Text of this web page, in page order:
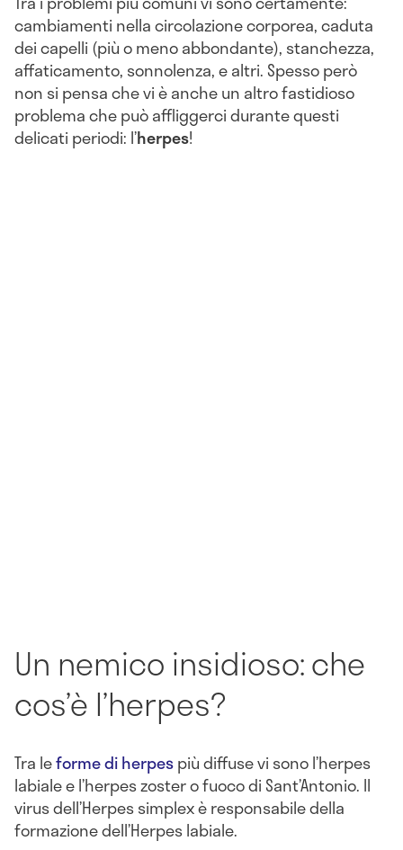
cambiamenti nella circolazione corporea, caduta
dei capelli (più o meno abbondante), stanchezza,
affaticamento, sonnolenza, e altri. Spesso però
non si pensa che vi è anche un altro fastidioso
problema che può affliggerci durante questi
delicati periodi: l’herpes!
Un nemico insidioso: che
cos’è l’herpes?
Tra leforme di herpespiù diffuse vi sono l’herpes
labiale e l’herpes zoster o fuoco di Sant’Antonio. Il
virus dell’Herpes simplex è responsabile della
formazione dell’Herpes labiale.